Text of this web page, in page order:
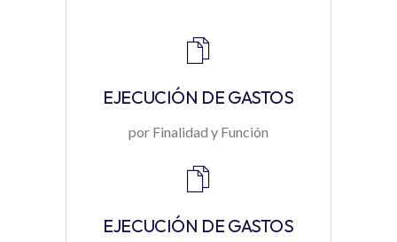
EJECUCIÓN DE GASTOS
por Finalidad y Función
EJECUCIÓN DE GASTOS